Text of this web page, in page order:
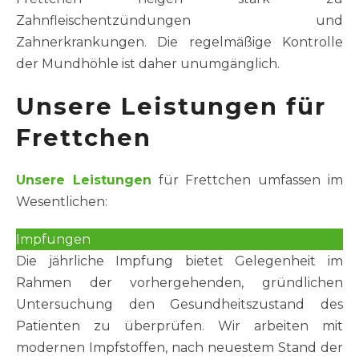
Zahnfleischentzündungen und
Zahnerkrankungen. Die regelmäßige Kontrolle
der Mundhöhle ist daher unumgänglich.
Unsere Leistungen für
Frettchen
Unsere Leistungen für Frettchen umfassen im
Wesentlichen:
Impfungen
Die jährliche Impfung bietet Gelegenheit im
Rahmen der vorhergehenden, gründlichen
Untersuchung den Gesundheitszustand des
Patienten zu überprüfen. Wir arbeiten mit
modernen Impfstoffen, nach neuestem Stand der